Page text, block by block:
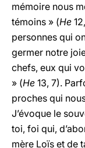
mémoire nous
témoins » (He
personnes qui
germer notre
chefs, eux qui
» (He 13, 7).
proches qui
J’évoque le
toi, foi qui,
mère Loïs et de